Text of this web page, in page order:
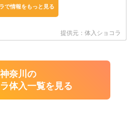
で情報をもっと見る
提供元：体入ショコラ
神奈川の
体入一覧を見る